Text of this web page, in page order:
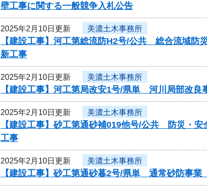
壁工事に関する一般競争入札公告
2025年2月10日更新 美濃土木事務所
【建設工事】河工第総流防H2号/公共 総合流域防
新工事
2025年2月10日更新 美濃土木事務所
【建設工事】河工第局改安1号/県単 河川局部改
2025年2月10日更新 美濃土木事務所
【建設工事】砂工第通砂補019他号/公共 防災・
工事
2025年2月10日更新 美濃土木事務所
【建設工事】砂工第通砂暮2号/県単 通常砂防事